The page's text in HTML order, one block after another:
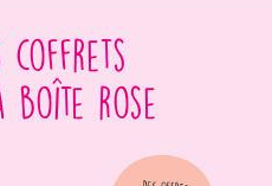
coffrets
boîte rose